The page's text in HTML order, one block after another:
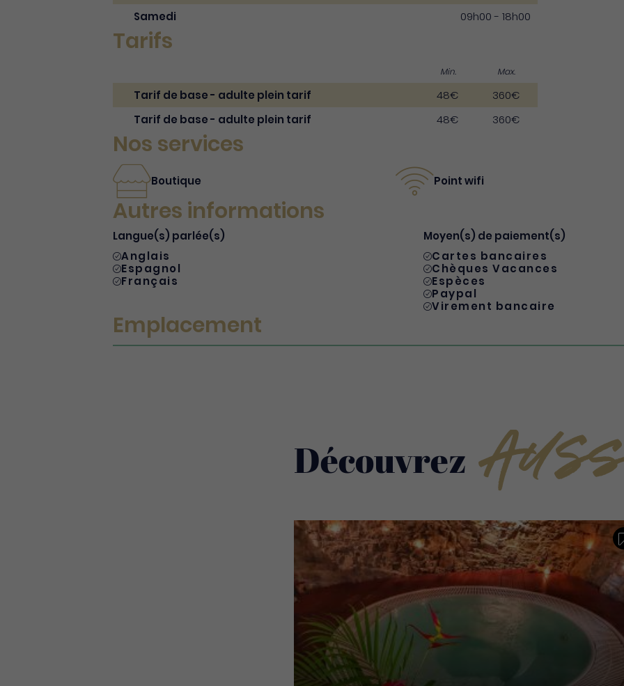
Samedi
09h00 - 18h00
Tarifs
Min. Max.
Tarif de base - adulte plein tarif 48€
360€
Tarif de base - adulte plein tarif
48€ 360€
Nos services
Boutique Point wifi
Autres informations
Langue(s) parlée(s)
Anglais
Espagnol
Français
Moyen(s) de paiement(s)
Cartes bancaires
Chèques Vacances
Espèces
Paypal
Virement bancaire
Emplacement
Découvrez